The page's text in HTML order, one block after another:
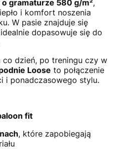
o gramaturze 580 g/m²,
i komfort noszenia
W pasie znajduje się
dopasowuje się do
co dzień, po treningu czy w
Loose to połączenie
i ponadczasowego stylu.
fit
, które zapobiegają